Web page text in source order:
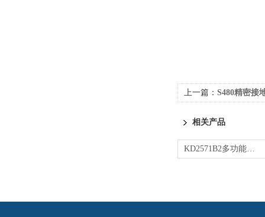
上一篇： S480精密接地
相关产品
KD2571B2多功能接地电阻表